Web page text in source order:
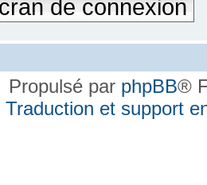
de connexion
Propulsé par phpBB®
Traduction et support